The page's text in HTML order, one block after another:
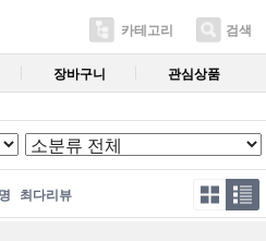
카테고리 검색
장바구니 관심상품
최다리뷰